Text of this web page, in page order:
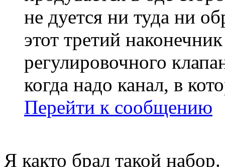
не дуется ни туда ни
этот третий
регулировочного
когда надо канал, в
Перейти к сообщению
Я както брал такой